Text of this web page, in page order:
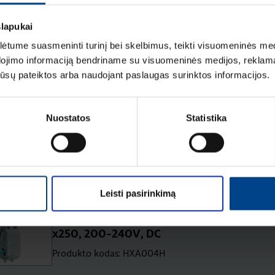
suasmeninti turinį bei skelbimus, teikti visuomeninės
informaciją bendriname su visuomeninės medijos,
pateiktos arba naudojant paslaugas surinktos informacijos.
Nuostatos Statistika
Leisti pasirinkimą
Produkto kodas: HXA014H
Gnybtai aliuminio kabeliui prijungti,
Produkto kodas: HYA005H
x250, 200-240V, DC
Produkto kodas: HXA004H